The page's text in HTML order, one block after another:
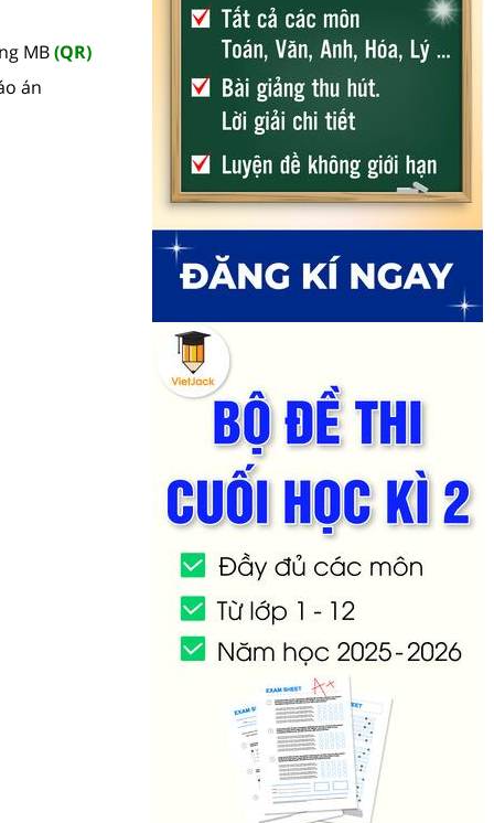
MB(QR)
án